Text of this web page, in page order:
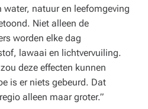
water, natuur en leefomgeving
Niet alleen de
worden elke dag
lawaai en lichtvervuiling.
deze effecten kunnen
is er niets gebeurd. Dat
alleen maar groter.”